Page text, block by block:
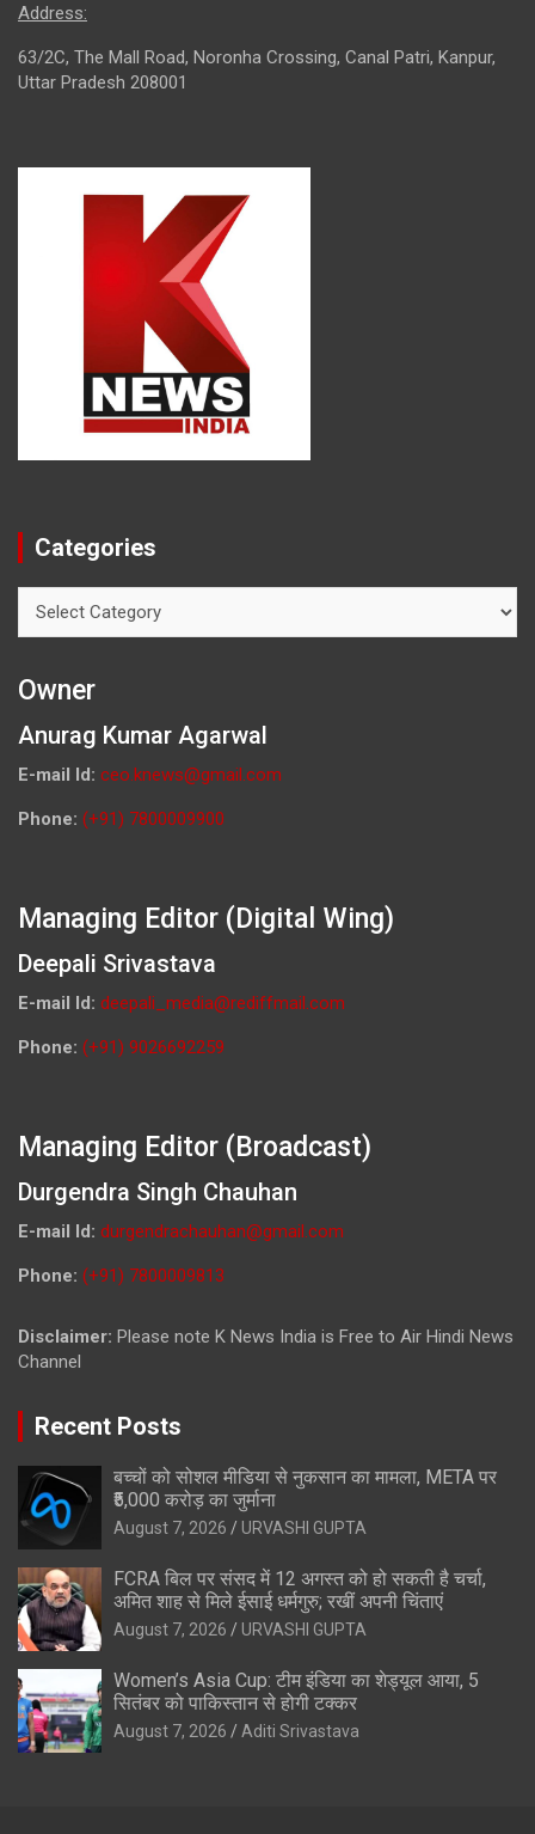
Address:
63/2C, The Mall Road, Noronha Crossing, Canal Patri, Kanpur,
Uttar Pradesh 208001
Categories
Owner
Anurag Kumar Agarwal
E-mail Id: ceo.knews@gmail.com
Phone: (+91) 7800009900
Managing Editor (Digital Wing)
Deepali Srivastava
E-mail Id: deepali_media@rediffmail.com
Phone: (+91) 9026692259
Managing Editor (Broadcast)
Durgendra Singh Chauhan
E-mail Id: durgendrachauhan@gmail.com
Phone: (+91) 7800009813
Disclaimer: Please note K News India is Free to Air Hindi News
Channel
Recent Posts
बच्चों को सोशल मीडिया से नुकसान का मामला, META पर
₹5,000 करोड़ का जुर्माना
August 7, 2026 URVASHI GUPTA
FCRA बिल पर संसद में 12 अगस्त को हो सकती है चर्चा,
अमित शाह से मिले ईसाई धर्मगुरु; रखीं अपनी चिंताएं
August 7, 2026 URVASHI GUPTA
Women’s Asia Cup: टीम इंडिया का शेड्यूल आया, 5
सितंबर को पाकिस्तान से होगी टक्कर
August 7, 2026 Aditi Srivastava